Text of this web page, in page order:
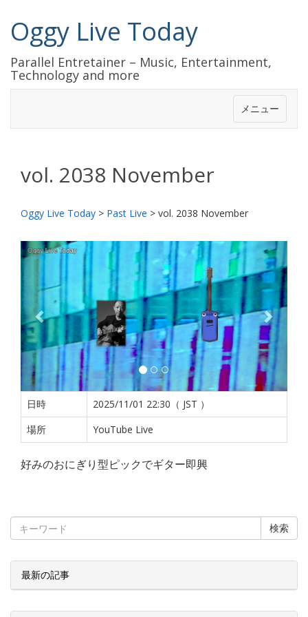
Oggy Live Today
Parallel Entretainer – Music, Entertainment,
Technology and more
メニュー
vol. 2038 November
Oggy Live Today > Past Live > vol. 2038 November
前
次
へ
日時
2025/11/01 22:30（ JST ）
場所
YouTube Live
好みのおにぎり型ピックでギター即興
検索
最新の記事